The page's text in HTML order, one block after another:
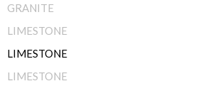
GRANITE
LIMESTONE
LIMESTONE
LIMESTONE